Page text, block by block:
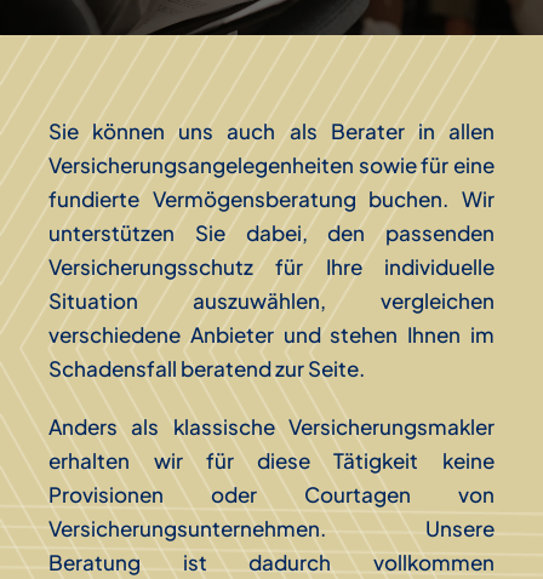
Sie können uns auch als Berater in allen
Versicherungsangelegenheiten sowie für eine
fundierte Vermögensberatung buchen. Wir
unterstützen Sie dabei, den passenden
Versicherungsschutz für Ihre individuelle
Situation auszuwählen, vergleichen
verschiedene Anbieter und stehen Ihnen im
Schadensfall beratend zur Seite.
Anders als klassische Versicherungsmakler
erhalten wir für diese Tätigkeit keine
Provisionen oder Courtagen von
Versicherungsunternehmen. Unsere
Beratung ist dadurch vollkommen